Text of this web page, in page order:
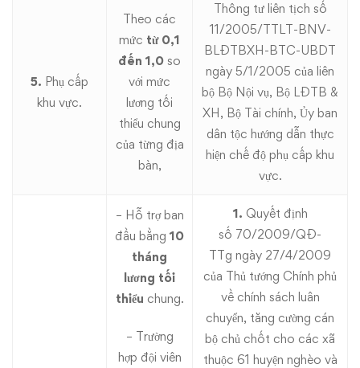
5. Phụ cấp
khu vực.
Theo các
mức từ 0,1
đến 1,0 so
với mức
lương tối
thiểu chung
của từng địa
bàn,
Thông tư liên tịch số
11/2005/TTLT-BNV-
BLĐTBXH-BTC-UBDT
ngày 5/1/2005 của liên
bộ Bộ Nội vụ, Bộ LĐTB &
XH, Bộ Tài chính, Ủy ban
dân tộc hướng dẫn thực
hiện chế độ phụ cấp khu
vực.
– Hỗ trợ ban
đầu bằng 10
tháng
lương tối
thiểu chung.
– Trường
hợp đội viên
1. Quyết định
số 70/2009/QĐ-
TTg ngày 27/4/2009
của Thủ tướng Chính phủ
về chính sách luân
chuyển, tăng cường cán
bộ chủ chốt cho các xã
thuộc 61 huyện nghèo và